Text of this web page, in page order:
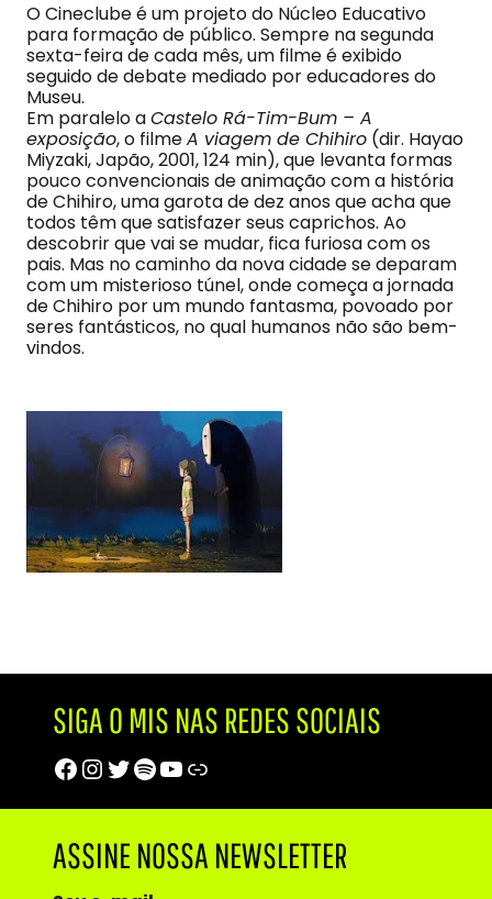
O Cineclube é um projeto do Núcleo Educativo
para formação de público. Sempre na segunda
sexta-feira de cada mês, um filme é exibido
seguido de debate mediado por educadores do
Museu.
Em paralelo aCastelo Rá-Tim-Bum – A
exposição, o filmeA viagem de Chihiro (dir. Hayao
Miyzaki, Japão, 2001, 124 min), que levanta formas
pouco convencionais de animação com a história
de Chihiro, uma garota de dez anos que acha que
todos têm que satisfazer seus caprichos. Ao
descobrir que vai se mudar, fica furiosa com os
pais. Mas no caminho da nova cidade se deparam
com um misterioso túnel, onde começa a jornada
de Chihiro por um mundo fantasma, povoado por
seres fantásticos, no qual humanos não são bem-
vindos.
SIGA O MIS NAS REDES SOCIAIS
Facebook
Instagram
Twitter
Spotify
Youtube
Trip Advisor
ASSINE NOSSA NEWSLETTER